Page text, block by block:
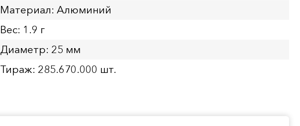
Материал: Алюминий
Вес: 1.9 г
Диаметр: 25 мм
Тираж: 285.670.000 шт.